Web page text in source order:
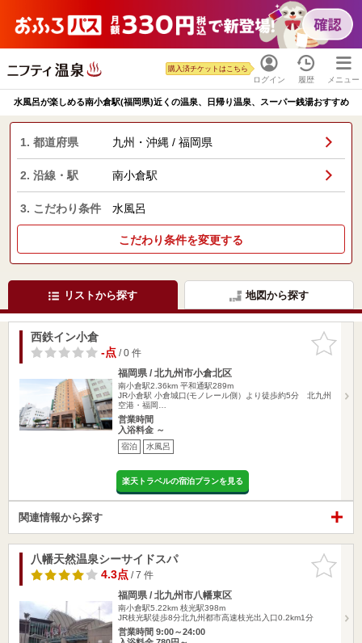
ログイン
購入済チケットはこちら
履歴 メニュー
水風呂が楽しめる南小倉駅(福岡県)近くの温泉、日帰り温泉、スーパー銭湯おすすめ
1. 都道府県 九州・沖縄 / 福岡県
2. 沿線・駅 南小倉駅
3. こだわり条件 水風呂
こだわり条件を変更する
リストから探す 地図から探す
お気に入
りに追加
西鉄イン小倉
-点/ 0 件
福岡県 / 北九州市小倉北区
南小倉駅2.36km 平和通駅289m
JR小倉駅 小倉城口(モノレール側）より徒歩約5分 北九州
空港・福岡…
営業時間
入浴料金 ～
宿泊 水風呂
楽天トラベルの宿泊プランを見る
関連情報から探す
お気に入
りに追加
八幡天然温泉シーサイドスパ
4.3点/ 7 件
福岡県 / 北九州市八幡東区
南小倉駅5.22km 枝光駅398m
JR枝光駅徒歩8分北九州都市高速枝光出入口0.2km1分
営業時間 9:00～24:00